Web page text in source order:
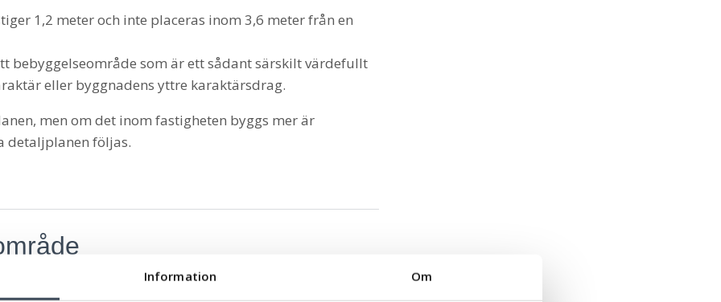
Information Om
1,2 meter och inte placeras inom 3,6 meter från en
bebyggelseområde som är ett sådant särskilt värdefullt
eller byggnadens yttre karaktärsdrag.
men om det inom fastigheten byggs mer är
detaljplanen följas.
område, om